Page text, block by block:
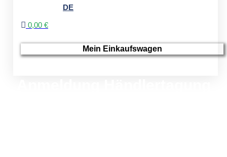
DE
0,00 €
Mein Einkaufswagen